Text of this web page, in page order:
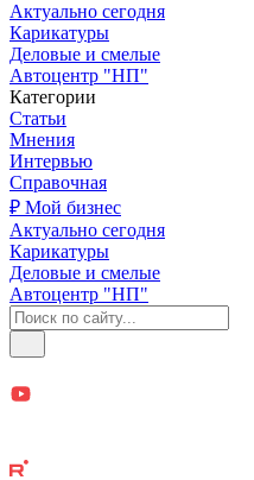
Актуально сегодня
Карикатуры
Деловые и смелые
Автоцентр "НП"
Категории
Статьи
Мнения
Интервью
Справочная
₽ Мой бизнес
Актуально сегодня
Карикатуры
Деловые и смелые
Автоцентр "НП"